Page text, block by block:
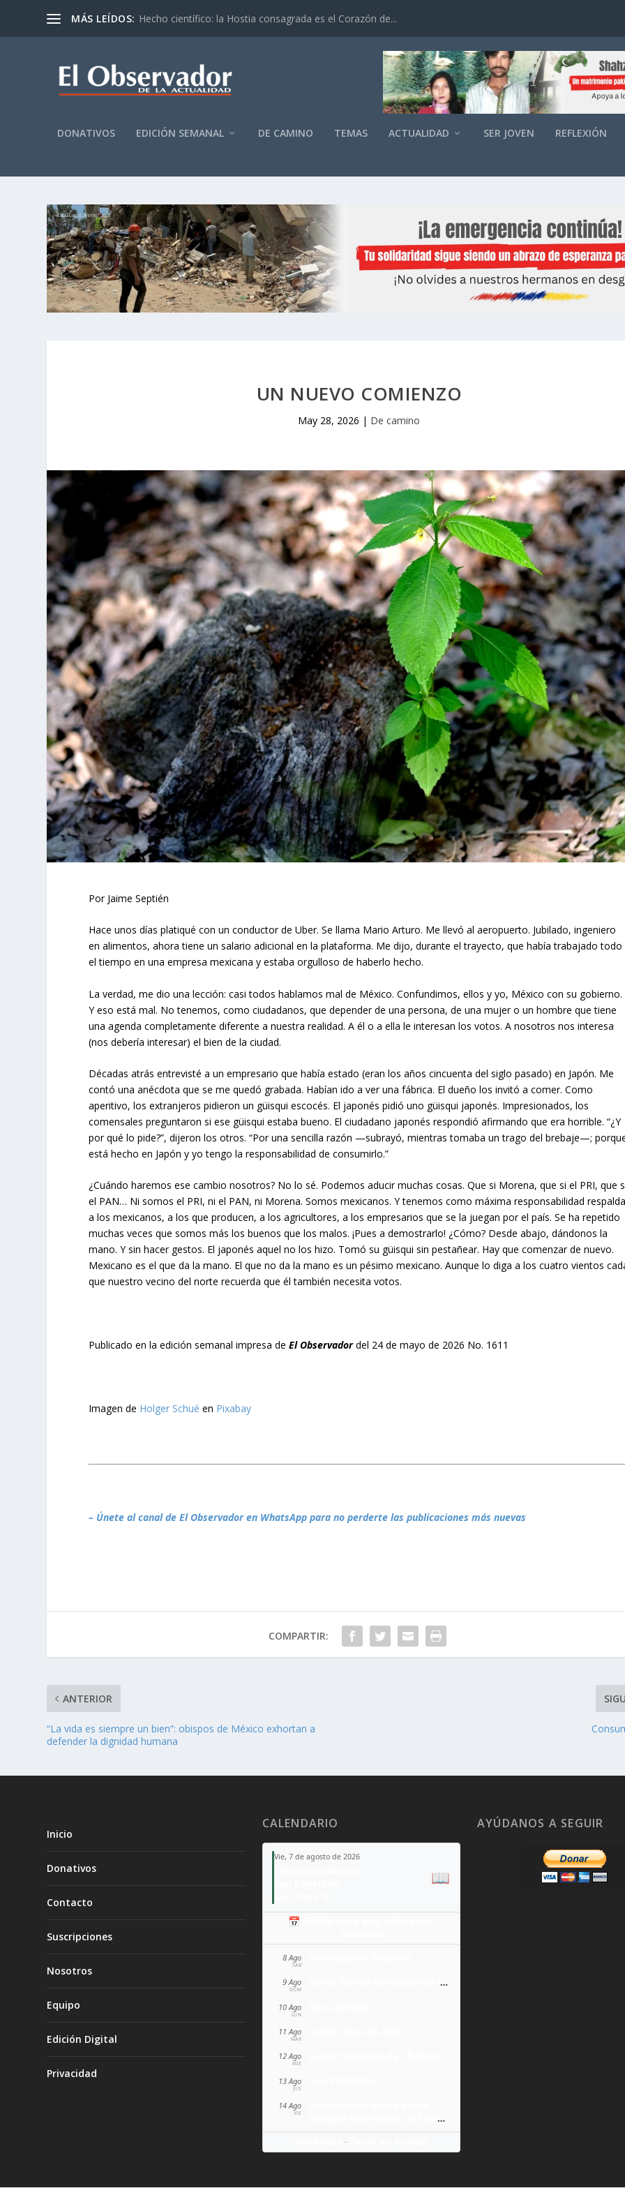
MÁS LEÍDOS: Hecho científico: la Hostia consagrada es el Corazón de...
DONATIVOS EDICIÓN SEMANAL DE CAMINO TEMAS ACTUALIDAD SER JOVEN REFLEXIÓN
UN NUEVO COMIENZO
May 28, 2026 | De camino
Por Jaime Septién
Hace unos días platiqué con un conductor de Uber. Se llama Mario Arturo. Me llevó al aeropuerto. Jubilado, ingeniero
en alimentos, ahora tiene un salario adicional en la plataforma. Me dijo, durante el trayecto, que había trabajado todo
el tiempo en una empresa mexicana y estaba orgulloso de haberlo hecho.
La verdad, me dio una lección: casi todos hablamos mal de México. Confundimos, ellos y yo, México con su gobierno.
Y eso está mal. No tenemos, como ciudadanos, que depender de una persona, de una mujer o un hombre que tiene
una agenda completamente diferente a nuestra realidad. A él o a ella le interesan los votos. A nosotros nos interesa
(nos debería interesar) el bien de la ciudad.
Décadas atrás entrevisté a un empresario que había estado (eran los años cincuenta del siglo pasado) en Japón. Me
contó una anécdota que se me quedó grabada. Habían ido a ver una fábrica. El dueño los invitó a comer. Como
aperitivo, los extranjeros pidieron un güisqui escocés. El japonés pidió uno güisqui japonés. Impresionados, los
comensales preguntaron si ese güisqui estaba bueno. El ciudadano japonés respondió afirmando que era horrible. “¿Y
por qué lo pide?”, dijeron los otros. “Por una sencilla razón —subrayó, mientras tomaba un trago del brebaje—;
está hecho en Japón y yo tengo la responsabilidad de consumirlo.”
¿Cuándo haremos ese cambio nosotros? No lo sé. Podemos aducir muchas cosas. Que si Morena, que si el PRI, que
el PAN… Ni somos el PRI, ni el PAN, ni Morena. Somos mexicanos. Y tenemos como máxima responsabilidad
a los mexicanos, a los que producen, a los agricultores, a los empresarios que se la juegan por el país. Se ha repetido
muchas veces que somos más los buenos que los malos. ¡Pues a demostrarlo! ¿Cómo? Desde abajo, dándonos la
mano. Y sin hacer gestos. El japonés aquel no los hizo. Tomó su güisqui sin pestañear. Hay que comenzar de nuevo.
Mexicano es el que da la mano. El que no da la mano es un pésimo mexicano. Aunque lo diga a los cuatro vientos
que nuestro vecino del norte recuerda que él también necesita votos.
Publicado en la edición semanal impresa deEl Observadordel 24 de mayo de 2026 No. 1611
Imagen de Holger Schué en Pixabay
– Únete al canal de El Observador en WhatsApp para no perderte las publicaciones más nuevas
COMPARTIR:
ANTERIOR
“La vida es siempre un bien”: obispos de México exhortan a
defender la dignidad humana
Inicio
Donativos
Contacto
Suscripciones
Nosotros
Equipo
Edición Digital
Privacidad
CALENDARIO
Vie, 7 de agosto de 2026
📖
📅 Añade todo a tu calendario
8 Ago
SÁB
9 Ago
DOM
Santa Teresa Benedicta de la Cruz
10 Ago
LUN
11 Ago
MAR
12 Ago
MIÉ
13 Ago
JUE
14 Ago
VIE Milagro eucarístico de Florencia
·
AYÚDANOS A SEGUIR